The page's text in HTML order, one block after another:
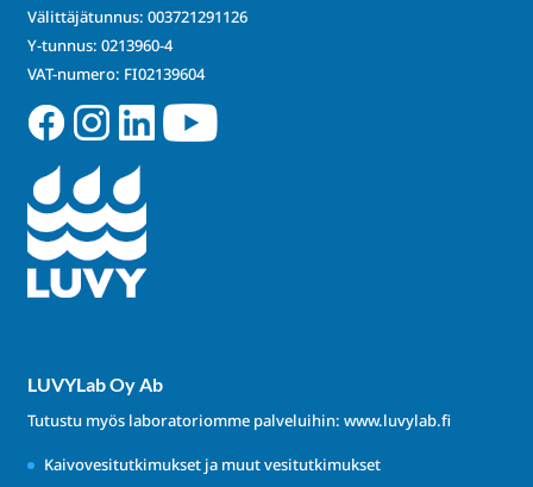
Välittäjätunnus: 003721291126
Y-tunnus: 0213960-4
VAT-numero: FI02139604
LUVYLab Oy Ab
Tutustu myös laboratoriomme palveluihin: www.luvylab.fi
Kaivovesitutkimukset ja muut vesitutkimukset